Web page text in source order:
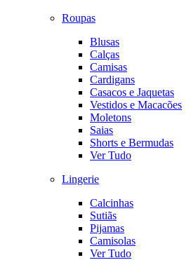
Roupas
Blusas
Calças
Camisas
Cardigans
Casacos e Jaquetas
Vestidos e Macacões
Moletons
Saias
Shorts e Bermudas
Ver Tudo
Lingerie
Calcinhas
Sutiãs
Pijamas
Camisolas
Ver Tudo